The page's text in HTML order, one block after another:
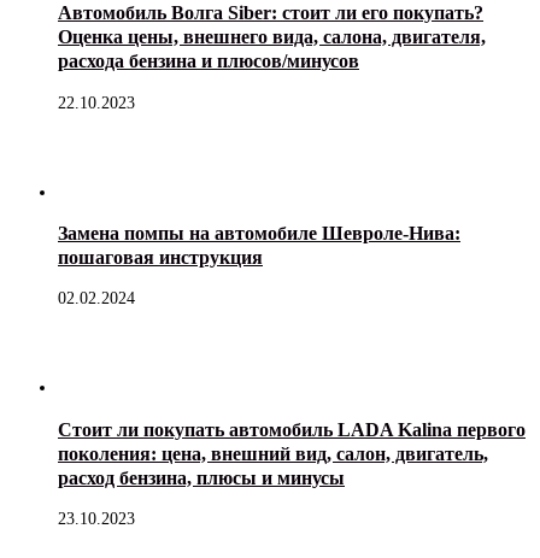
Автомобиль Волга Siber: стоит ли его покупать?
Оценка цены, внешнего вида, салона, двигателя,
расхода бензина и плюсов/минусов
22.10.2023
Замена помпы на автомобиле Шевроле-Нива:
пошаговая инструкция
02.02.2024
Стоит ли покупать автомобиль LADA Kalina первого
поколения: цена, внешний вид, салон, двигатель,
расход бензина, плюсы и минусы
23.10.2023